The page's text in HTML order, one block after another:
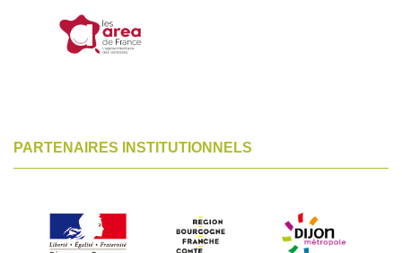
PARTENAIRES INSTITUTIONNELS